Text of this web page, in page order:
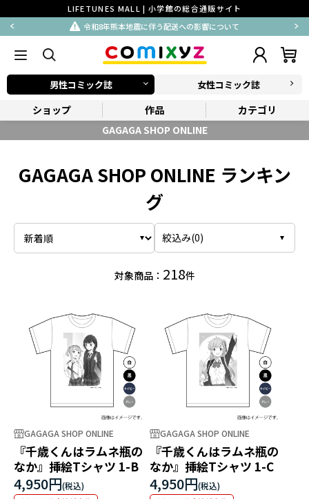
LIFETUNES MALL | 小学館の総合通販サイト
令和8年熊本地震に伴う配送への影響について
男性コミック誌 女性コミック誌
ショップ 作品
カテゴリ
GAGAGA SHOP ONLINE
GAGAGA SHOP ONLINE ランキン
グ
絞込み(0)
対象商品： 218件
GAGAGA SHOP ONLINE
『千歳くんはラムネ瓶の
なか』挿絵Tシャツ 1-B
4,950円
GAGAGA SHOP ONLINE
『千歳くんはラムネ瓶の
なか』挿絵Tシャツ 1-C
4,950円